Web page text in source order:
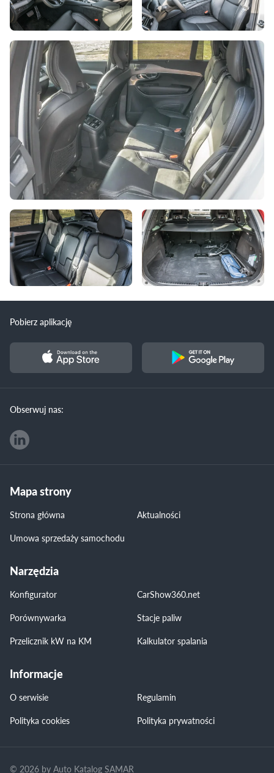
Pobierz aplikację
Obserwuj nas:
Mapa strony
Strona główna
Aktualności
Umowa sprzedaży samochodu
Narzędzia
Konfigurator
CarShow360.net
Porównywarka
Stacje paliw
Przelicznik kW na KM
Kalkulator spalania
Informacje
O serwisie
Regulamin
Polityka cookies
Polityka prywatności
© 2026 by Auto Katalog SAMAR